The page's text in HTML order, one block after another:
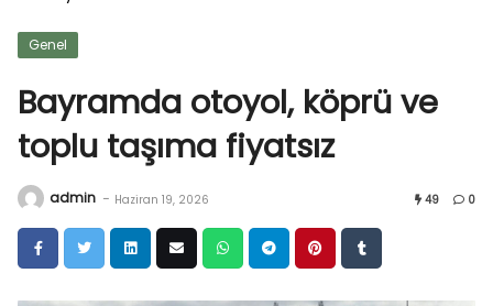
Genel
Bayramda otoyol, köprü ve
toplu taşıma fiyatsız
admin - Haziran 19, 2026 49 0